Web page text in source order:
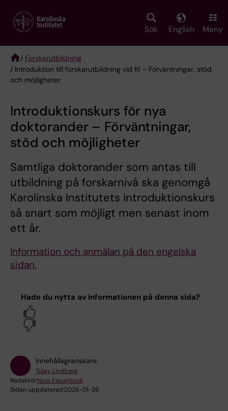
main
Sök English Meny
Breadcrumb
/ Forskarutbildning
/ Introduktion till forskarutbildning vid KI – Förväntningar, stöd
och möjligheter
Introduktionskurs för nya
doktorander – Förväntningar,
stöd och möjligheter
Samtliga doktorander som antas till
utbildning på forskarnivå ska genomgå
Karolinska Institutets introduktionskurs
så snart som möjligt men senast inom
ett år.
Information och anmälan på den engelska
sidan.
Hade du nytta av informationen på denna sida?
Innehållsgranskare:
Tülay Lindberg
Redaktör:Nora Espahbodi
Sidan uppdaterad:2026-01-26